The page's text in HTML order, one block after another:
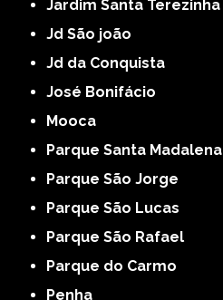
Jardim Santa Terezinha
Jd São joão
Jd da Conquista
José Bonifácio
Mooca
Parque Santa Madalena
Parque São Jorge
Parque São Lucas
Parque São Rafael
Parque do Carmo
Penha